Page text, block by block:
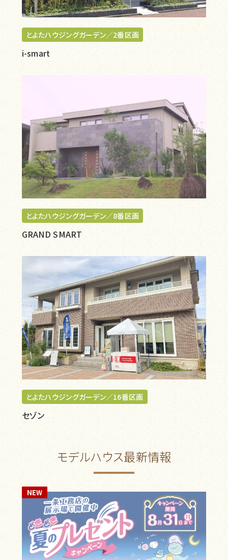
とよたハウジングガーデン／2番区画
i-smart
とよたハウジングガーデン／8番区画
GRAND SMART
とよたハウジングガーデン／16番区画
セゾン
モデルハウス最新情報
NEW